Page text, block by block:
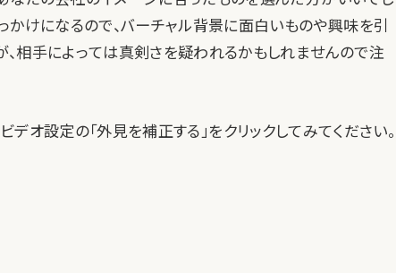
かけになるので、バーチャル背景に面白いものや興味を引
、相手によっては真剣さを疑われるかもしれませんので注
デオ設定の「外見を補正する」をクリックしてみてください。